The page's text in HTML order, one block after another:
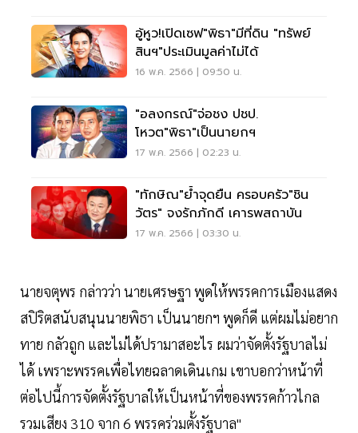
อู้หูว!เปิดเซฟ"พิธา"มีที่ดิน "ทรัพย์
สินฯ"ประเมินมูลค่าไม่ได้
16 พ.ค. 2566 | 09:50 น.
"อลงกรณ์"จ่อชง ปชป.
โหวต"พิธา"เป็นนายกฯ
17 พ.ค. 2566 | 02:23 น.
"ทักษิณ"ย้ำจุดยืน ครอบครัว"ชิน
วัตร" จงรักภักดี เคารพสถาบัน
17 พ.ค. 2566 | 03:30 น.
นายจตุพร กล่าวว่า นายเศรษฐา พูดให้พรรคการเมืองแสดง
สปิริตสนับสนุนนายพิธา เป็นนายกฯ พูดก็ดี แต่ผมไม่อยาก
ทาย กลัวถูก และไม่ได้ปรามาสอะไร ผมว่าจัดตั้งรัฐบาลไม่
ได้ เพราะพรรคเพื่อไทยฉลาดเดินเกม เขาบอกว่าหน้าที่
ต่อไปนี้การจัดตั้งรัฐบาลให้เป็นหน้าที่ของพรรคก้าวไกล
รวมเสียง 310 จาก 6 พรรคร่วมตั้งรัฐบาล"